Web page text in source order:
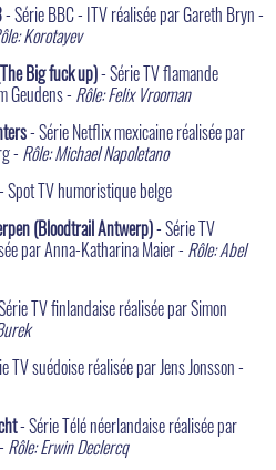
- Série BBC - ITV réalisée par Gareth Bryn -
Korotayev
Big fuck up)- Série TV flamande
Geudens - Rôle: Felix Vrooman
- Série Netflix mexicaine réalisée par
- Rôle: Michael Napoletano
- Spot TV humoristique belge
(Bloodtrail Antwerp)- Série TV
par Anna-Katharina Maier - Rôle: Abel
TV finlandaise réalisée par Simon
TV suédoise réalisée par Jens Jonsson -
- Série Télé néerlandaise réalisée par
Rôle: Erwin Declercq